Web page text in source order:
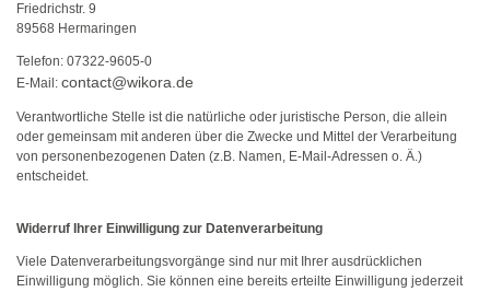
Friedrichstr. 9
89568 Hermaringen
Telefon: 07322-9605-0
E-Mail: contact@wikora.de
Verantwortliche Stelle ist die natürliche oder juristische Person, die allein
oder gemeinsam mit anderen über die Zwecke und Mittel der Verarbeitung
von personenbezogenen Daten (z.B. Namen, E-Mail-Adressen o. Ä.)
entscheidet.
Widerruf Ihrer Einwilligung zur Datenverarbeitung
Viele Datenverarbeitungsvorgänge sind nur mit Ihrer ausdrücklichen
Einwilligung möglich. Sie können eine bereits erteilte Einwilligung jederzeit